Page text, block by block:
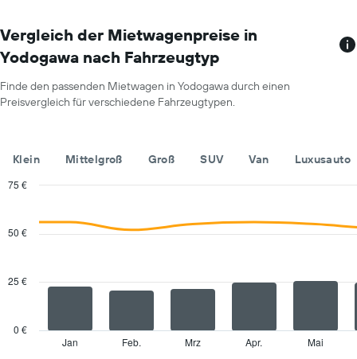
X-
Achse,
die
Monate
im
Das
Diagramm
hat
Achse,
durchschnittlichen
Mietwagenpreis
Tag
Vergleich der Mietwagenpreise in
Yodogawa nach Fahrzeugtyp
Finde den passenden Mietwagen in Yodogawa durch einen
Preisvergleich für verschiedene Fahrzeugtypen.
Klein Mittelgroß Groß SUV Van Luxusauto
with
has
Jan Feb. Mrz Apr. Mai
0 €
25 €
50 €
75 €